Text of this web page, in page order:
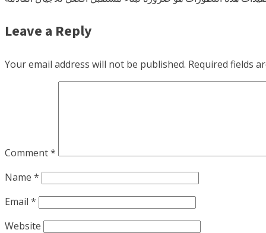
Leave a Reply
Your email address will not be published. Required fields
Comment*
Name *
Email *
Website